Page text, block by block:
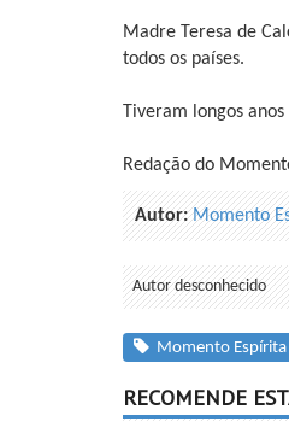
Madre Teresa de
todos os países.
Tiveram longos
Redação do
Autor:Momento
Autor desconhecido
Momento Espírita
RECOMENDE